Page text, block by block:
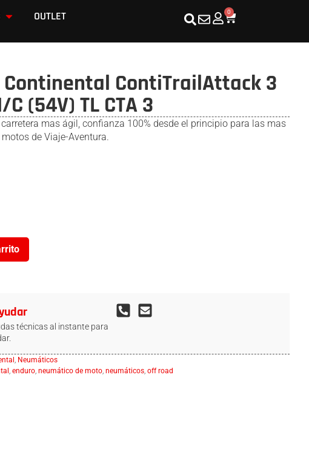
OUTLET 0
ContiTrailAttack 3
(54V) TL CTA 3
mas ágil, confianza 100% desde el principio para las mas
de Viaje-Aventura.
técnicas al instante para
, Neumáticos
, enduro, neumático de moto, neumáticos, off road